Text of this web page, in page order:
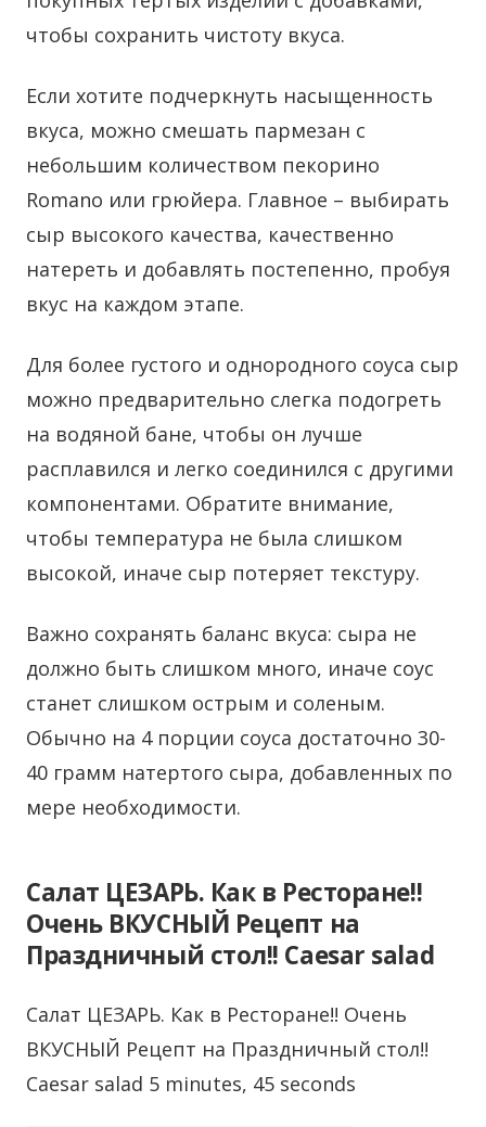
чтобы сохранить чистоту вкуса.
Если хотите подчеркнуть насыщенность
вкуса, можно смешать пармезан с
небольшим количеством пекорино
Romano или грюйера. Главное – выбирать
сыр высокого качества, качественно
натереть и добавлять постепенно, пробуя
вкус на каждом этапе.
Для более густого и однородного соуса сыр
можно предварительно слегка подогреть
на водяной бане, чтобы он лучше
расплавился и легко соединился с другими
компонентами. Обратите внимание,
чтобы температура не была слишком
высокой, иначе сыр потеряет текстуру.
Важно сохранять баланс вкуса: сыра не
должно быть слишком много, иначе соус
станет слишком острым и соленым.
Обычно на 4 порции соуса достаточно 30-
40 грамм натертого сыра, добавленных по
мере необходимости.
Салат ЦЕЗАРЬ. Как в Ресторане!!
Очень ВКУСНЫЙ Рецепт на
Праздничный стол!! Caesar salad
Салат ЦЕЗАРЬ. Как в Ресторане!! Очень
ВКУСНЫЙ Рецепт на Праздничный стол!!
Caesar salad 5 minutes, 45 seconds